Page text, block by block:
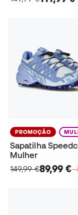
PROMOÇÃO
Sapatilha
Mulher
149,99 €89,99 €